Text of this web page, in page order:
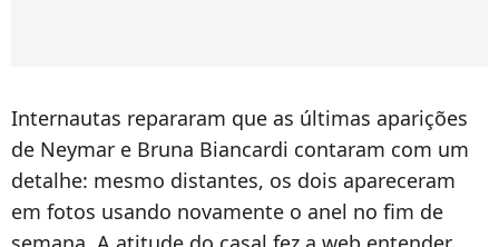
Internautas repararam que as últimas aparições
de Neymar e Bruna Biancardi contaram com um
detalhe: mesmo distantes, os dois apareceram
em fotos usando novamente o anel no fim de